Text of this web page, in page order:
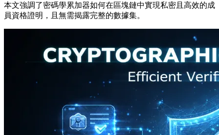
本文強調了密碼學累加器如何在區塊鏈中實現私密且高效的成
員資格證明，且無需揭露完整的數據集。